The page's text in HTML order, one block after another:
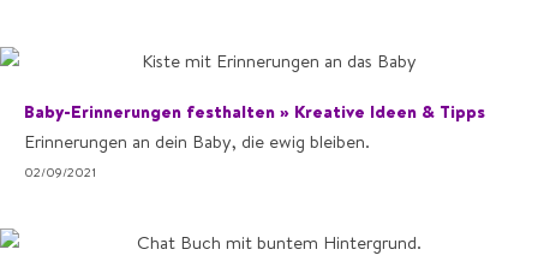
Baby-Erinnerungen festhalten » Kreative Ideen & Tipps
Erinnerungen an dein Baby, die ewig bleiben.
02/09/2021